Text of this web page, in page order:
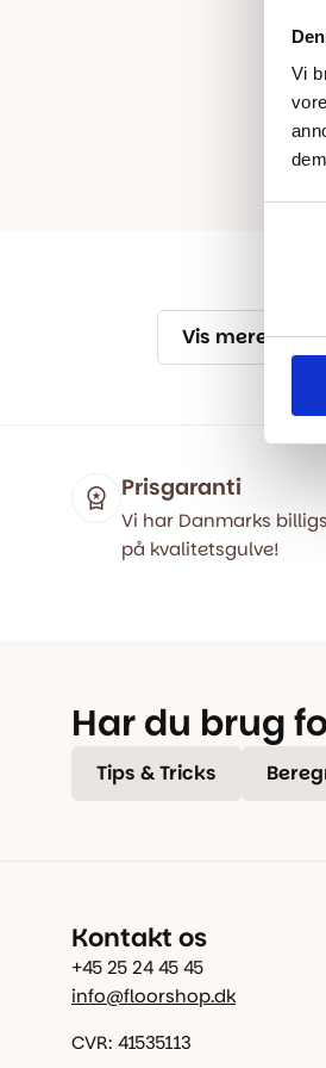
Vi
Vis mere
Prisgaranti
Vi har Danmarks
på kvalitetsgulve!
Har du brug
Tips & Tricks
Kontakt os
+45 25 24 45 45
info@floorshop.dk
CVR: 41535113